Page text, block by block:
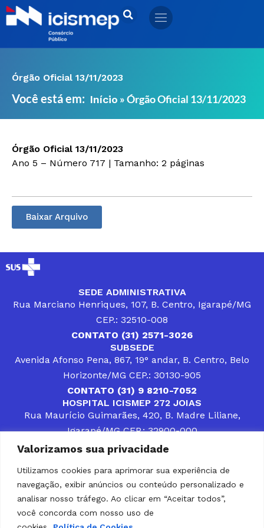
Valorizamos sua privacidade
Utilizamos cookies para aprimorar sua experiência de
navegação, exibir anúncios ou conteúdo personalizado e
analisar nosso tráfego. Ao clicar em “Aceitar todos”,
você concorda com nosso uso de
Ir
para
Órgão Oficial 13/11/2023
Você está em: Início »Órgão Oficial 13/11/2023
Órgão Oficial 13/11/2023
Ano 5 – Número 717 | Tamanho: 2 páginas
Baixar Arquivo
SEDE ADMINISTRATIVA
Rua Marciano Henriques, 107, B. Centro, Igarapé/MG
CEP.: 32510-008
CONTATO (31) 2571-3026
SUBSEDE
Avenida Afonso Pena, 867, 19° andar, B. Centro, Belo
Horizonte/MG CEP.: 30130-905
CONTATO (31) 9 8210-7052
HOSPITAL ICISMEP 272 JOIAS
Rua Maurício Guimarães, 420, B. Madre Liliane,
Igarapé/MG CEP.: 32900-000
CONTATOS (31) 3512-4400 ou (31) 9 8309-8660
DESENVOLVER SOLUÇÕES, AÇÕES E SERVIÇOS
PÚBLICOS QUE COMPLEMENTEM A ASSISTÊNCIA À
POPULAÇÃO DA REGIÃO EM QUE ATUA, SENDO
PARCEIRO DOS MUNICÍPIOS CONSORCIADOS NA
SOLUÇÃO DE DIFICULDADES ENFRENTADAS POR
GESTORES MUNICIPAIS, É O COMPROMISSO DO
ICISMEP.